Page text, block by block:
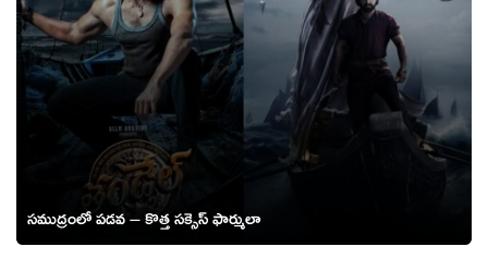
సముద్రంలో పడవ – కొత్త సక్సెస్ ఫార్ములా